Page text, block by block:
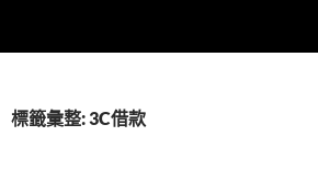
內標籤彙整: 3C借款